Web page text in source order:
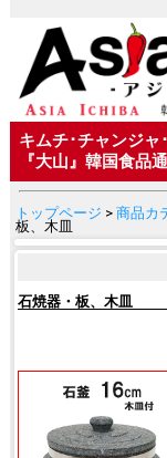
キムチ･チャンジャ
『大山』韓国食品
トップページ > 商品カ
板、木皿
石焼器・板、木皿